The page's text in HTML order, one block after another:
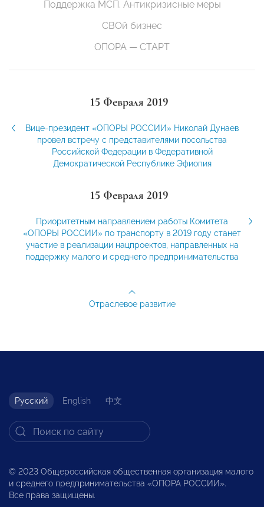
Поддержка МСП. Антикризисные меры
СВОй бизнес
ОПОРА — СТАРТ
15 Февраля 2019
Вице-президент «ОПОРЫ РОССИИ» Николай Дунаев
провел встречу с представителями посольства
Российской Федерации в Федеративной
Демократической Республике Эфиопия
15 Февраля 2019
Приоритетным направлением работы Комитета
«ОПОРЫ РОССИИ» по транспорту в 2019 году станет
участие в реализации нацпроектов, направленных на
поддержку малого и среднего предпринимательства
Отраслевое развитие
Русский English 中文
© 2023 Общероссийская общественная организация малого
и среднего предпринимательства «ОПОРА РОССИИ».
Все права защищены.